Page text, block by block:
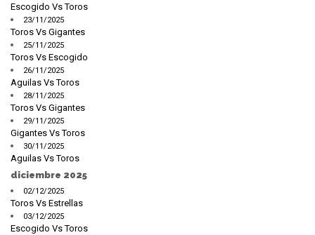
Escogido Vs Toros
23/11/2025
Toros Vs Gigantes
25/11/2025
Toros Vs Escogido
26/11/2025
Aguilas Vs Toros
28/11/2025
Toros Vs Gigantes
29/11/2025
Gigantes Vs Toros
30/11/2025
Aguilas Vs Toros
diciembre 2025
02/12/2025
Toros Vs Estrellas
03/12/2025
Escogido Vs Toros